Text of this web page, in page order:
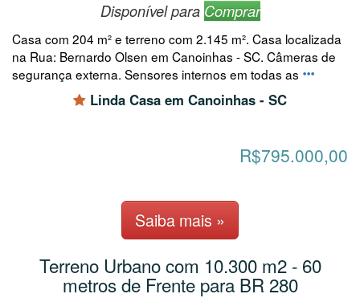
Disponível para Comprar
Casa com 204 m² e terreno com 2.145 m². Casa localizada
na Rua: Bernardo Olsen em Canoinhas - SC. Câmeras de
segurança externa. Sensores internos em todas as
Linda Casa em Canoinhas - SC
R$795.000,00
Saiba mais »
Terreno Urbano com 10.300 m2 - 60
metros de Frente para BR 280